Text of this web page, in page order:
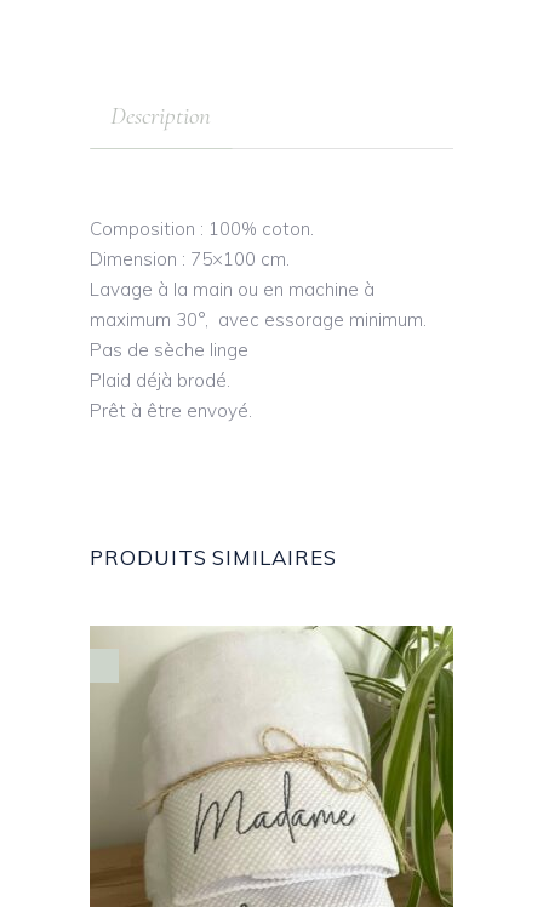
Description
Composition : 100% coton.
Dimension : 75×100 cm.
Lavage à la main ou en machine à
maximum 30°, avec essorage minimum.
Pas de sèche linge
Plaid déjà brodé.
Prêt à être envoyé.
PRODUITS SIMILAIRES